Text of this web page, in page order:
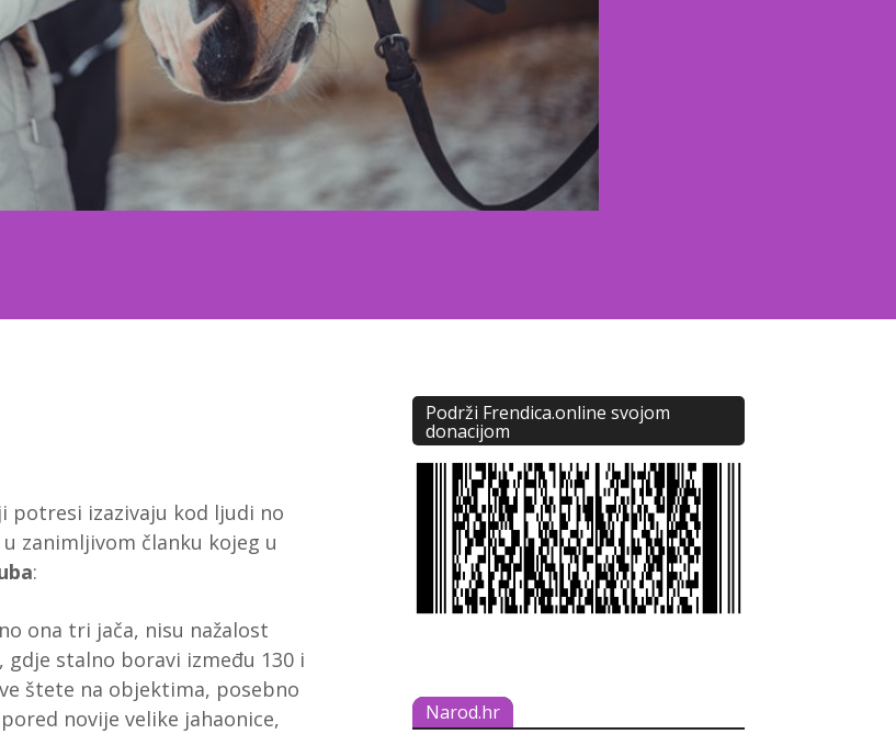
potresi izazivaju kod ljudi no
zanimljivom članku kojeg u
:
ona tri jača, nisu nažalost
gdje stalno boravi između 130 i
štete na objektima, posebno
novije velike jahaonice,
Podrži Frendica.online svojom
donacijom
Narod.hr